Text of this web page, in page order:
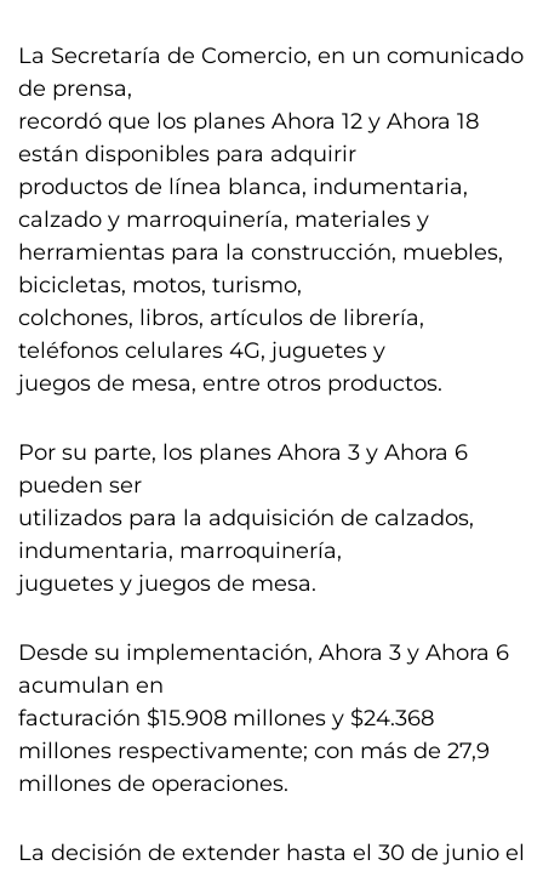
La Secretaría de Comercio, en un comunicado
de prensa,
recordó que los planes Ahora 12 y Ahora 18
están disponibles para adquirir
productos de línea blanca, indumentaria,
calzado y marroquinería, materiales y
herramientas para la construcción, muebles,
bicicletas, motos, turismo,
colchones, libros, artículos de librería,
teléfonos celulares 4G, juguetes y
juegos de mesa, entre otros productos.
Por su parte, los planes Ahora 3 y Ahora 6
pueden ser
utilizados para la adquisición de calzados,
indumentaria, marroquinería,
juguetes y juegos de mesa.
Desde su implementación, Ahora 3 y Ahora 6
acumulan en
facturación $15.908 millones y $24.368
millones respectivamente; con más de 27,9
millones de operaciones.
La decisión de extender hasta el 30 de junio el